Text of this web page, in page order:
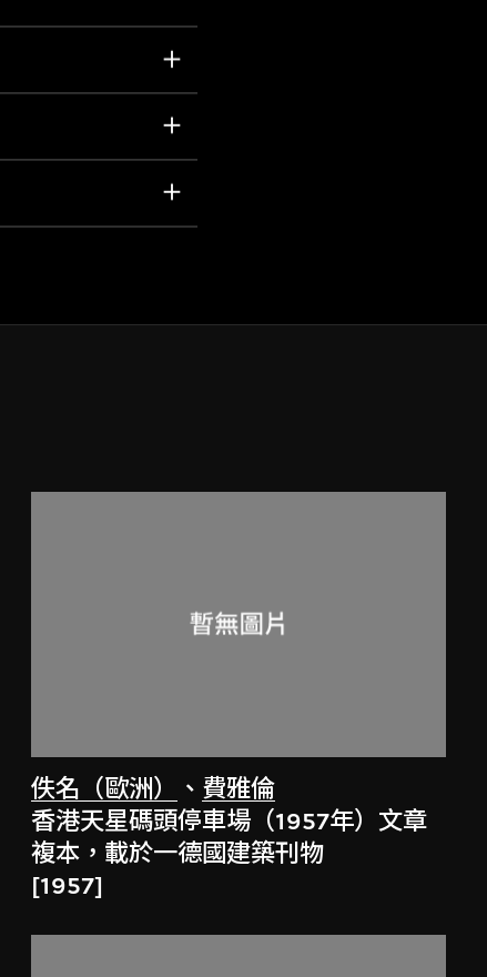
佚名（歐洲） 、 費雅倫
香港天星碼頭停車場（1957年）文章
複本，載於一德國建築刊物
[1957]